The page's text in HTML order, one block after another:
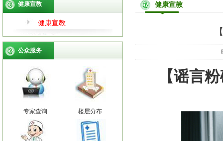
健康宣教
健康宣教
公众服务
专家查询 楼层分布
健康宣教
【谣言